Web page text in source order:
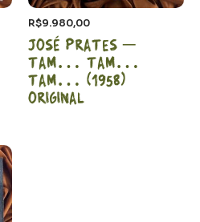
R$9.980,00
José Prates –
Tam… Tam…
Tam… (1958)
Original